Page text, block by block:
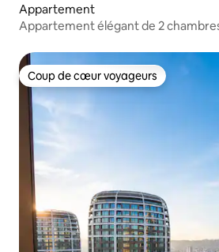
Appartement
Appartement élégant de 2
Coup de cœur voyageurs
Coup de cœur voyageurs